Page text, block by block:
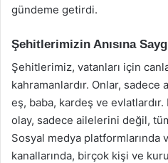
gündeme getirdi.
Şehitlerimizin Anısına
Şehitlerimiz, vatanları için
kahramanlardır. Onlar, sadece
eş, baba, kardeş ve evlatlardır.
olay, sadece ailelerini değil,
Sosyal medya platformlarında
kanallarında, birçok kişi ve